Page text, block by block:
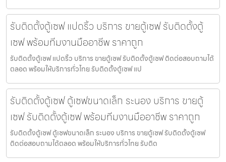
รับติดตั้งตู้เซฟ แปดริ้ว บริการ ขายตู้เซฟ รับติดตั้งตู้
เซฟ พร้อมทีมงานมืออาชีพ ราคาถูก
รับติดตั้งตู้เซฟ แปดริ้ว บริการ ขายตู้เซฟ รับติดตั้งตู้เซฟ ติดต่อสอบถามได้
ตลอด พร้อมให้บริการทั่วไทย รับติดตั้งตู้เซฟ แป
รับติดตั้งตู้เซฟ ตู้เซฟขนาดเล็ก ระนอง บริการ ขายตู้
เซฟ รับติดตั้งตู้เซฟ พร้อมทีมงานมืออาชีพ ราคาถูก
รับติดตั้งตู้เซฟ ตู้เซฟขนาดเล็ก ระนอง บริการ ขายตู้เซฟ รับติดตั้งตู้เซฟ
ติดต่อสอบถามได้ตลอด พร้อมให้บริการทั่วไทย รับติด